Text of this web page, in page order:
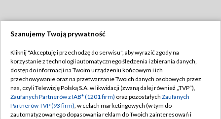
TVP
Abonament TVP
Emisja w TVP
Centrum informacji TVP
Regulamin TVP
Polityka prywatności
Moje zgody
Szanujemy Twoją prywatność
Kliknij "Akceptuję i przechodzę do serwisu", aby wyrazić zgody na
korzystanie z technologii automatycznego śledzenia i zbierania danych,
dostęp do informacji na Twoim urządzeniu końcowym i ich
przechowywanie oraz na przetwarzanie Twoich danych osobowych przez
nas, czyli Telewizję Polską S.A. w likwidacji (zwaną dalej również „TVP”),
Zaufanych Partnerów z IAB* (1201 firm) oraz pozostałych Zaufanych
Partnerów TVP (93 firm), w celach marketingowych (w tym do
zautomatyzowanego dopasowania reklam do Twoich zainteresowań i